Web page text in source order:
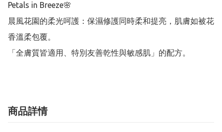
Petals in Breeze🌸
晨風花園的柔光呵護：保濕修護同時柔和提亮，肌膚如被花
香溫柔包覆。
「全膚質皆適用、特別友善乾性與敏感肌」的配方。
商品詳情